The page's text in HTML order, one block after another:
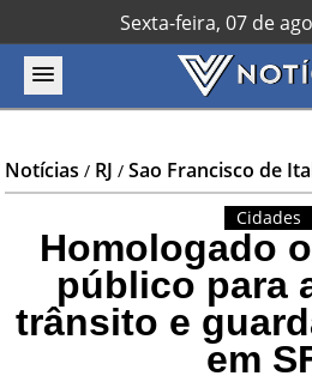
Sexta-feira, 07 de
Notícias / RJ /Sao Francisco de
Cidades
Homologado
público para
trânsito e
em